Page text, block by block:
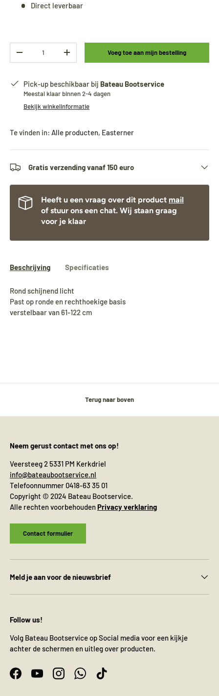
Direct leverbaar
-
+ Voeg toe aan mijn bestelling
Pick-up beschikbaar bij Bateau Bootservice
Meestal klaar binnen 2-4 dagen
Bekijk winkelinformatie
Te vinden in: Alle producten, Easterner
Gratis verzending vanaf 150 euro
Heeft u een vraag over dit product mail
of stuur ons een chat. Wij staan graag
voor je klaar
Beschrijving Specificaties
Rond schijnend licht
Past op ronde en rechthoekige basis
verstelbaar van 61-122 cm
Terug naar boven
Neem gerust contact met ons op!
Veersteeg 2 5331 PM Kerkdriel
info@bateaubootservice.nl
Telefoonnummer 0418-63 35 01
Copyright © 2024 Bateau Bootservice.
Alle rechten voorbehoudenPrivacy verklaring
Contact formulier
Meld je aan voor de nieuwsbrief
Follow us!
Volg Bateau Bootservice op Social media voor een kijkje
achter de schermen en uitleg over producten.
FacebookYouTubeInstagramWhatsAppTikTok